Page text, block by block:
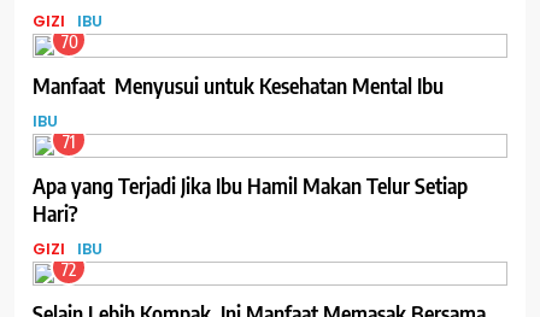
GIZI IBU
70
Manfaat Menyusui untuk Kesehatan Mental Ibu
IBU
71
Apa yang Terjadi Jika Ibu Hamil Makan Telur Setiap
Hari?
GIZI IBU
72